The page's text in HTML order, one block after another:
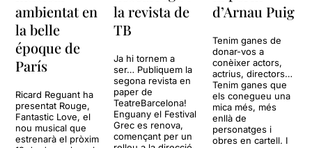
ambientat en
la belle
époque de
París
Ricard Reguant ha
presentat Rouge,
Fantastic Love, el
nou musical que
estrenarà el pròxim
la revista de
TB
Ja hi tornem a
ser… Publiquem la
segona revista en
paper de
TeatreBarcelona!
Enguany el Festival
Grec es renova,
començant per un
d’Arnau Puig
Tenim ganes de
donar-vos a
conèixer actors,
actrius, directors…
Tenim ganes que
els conegueu una
mica més, més
enllà de
personatges i
obres en cartell. I